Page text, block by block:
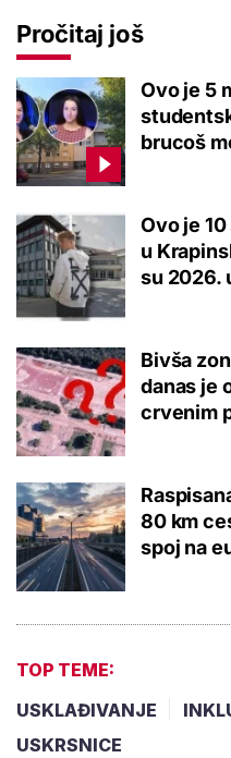
Pročitaj još
Ovo je 5
brucoš
Ovo je
u
su 2026.
Bivša
danas je
crvenim
80 km
spoj na
TOP TEME:
USKLAĐIVANJE
USKRSNICE